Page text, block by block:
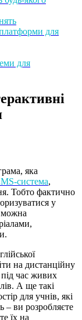
для
для
яка
система,
Тобто фактично
у
можна
на дистанційну
час живих
А ще такі
для учнів, які
– ви розробляєте
їх на